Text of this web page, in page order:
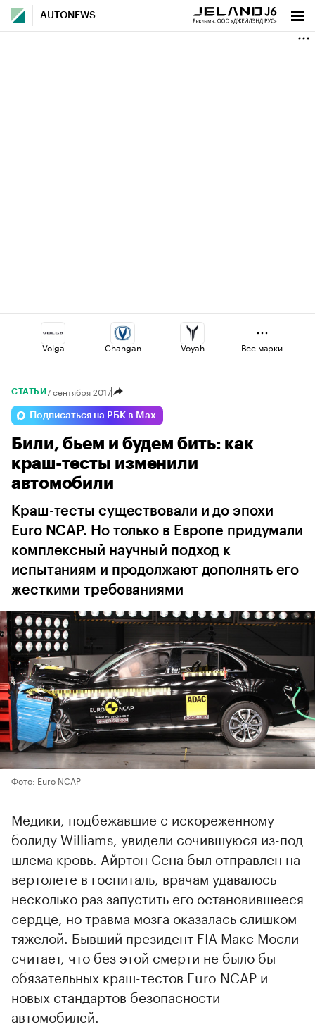
AUTONEWS
Volga Changan Voyah
Haval Omoda
Lada Geely Esteo
Все марки
СТАТЬИ7 сентября 2017
Подписаться на РБК в Max
Били, бьем и будем бить: как
краш-тесты изменили
автомобили
Краш-тесты существовали и до эпохи
Euro NCAP. Но только в Европе придумали
комплексный научный подход к
испытаниям и продолжают дополнять его
жесткими требованиями
Фото: Euro NCAP
Медики, подбежавшие с искореженному
болиду Williams, увидели сочившуюся из-под
шлема кровь. Айртон Сена был отправлен на
вертолете в госпиталь, врачам удавалось
несколько раз запустить его остановившееся
сердце, но травма мозга оказалась слишком
тяжелой. Бывший президент FIA Макс Мосли
считает, что без этой смерти не было бы
обязательных краш-тестов Euro NCAP и
новых стандартов безопасности
автомобилей.